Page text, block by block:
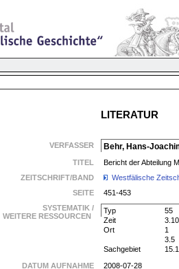
LITERATUR
VERFASSER Behr, Hans-
TITEL
Bericht der Abteilung
ZEITSCHRIFT/BAND
Westfälische
SEITE
451-453
SYSTEMATIK /
WEITERE RESSOURCEN
Typ
55
Zeit
3.10
Ort
1
3.5
Sachgebiet
DATUM AUFNAHME
2008-07-28